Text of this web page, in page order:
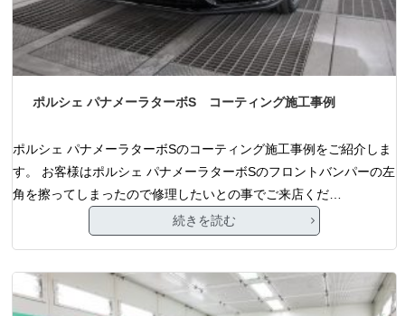
ポルシェ パナメーラターボS コーティング施工事例
ポルシェ パナメーラターボSのコーティング施工事例をご紹介しま
す。 お客様はポルシェ パナメーラターボSのフロントバンパーの左
角を擦ってしまったので修理したいとの事でご来店くだ…
続きを読む